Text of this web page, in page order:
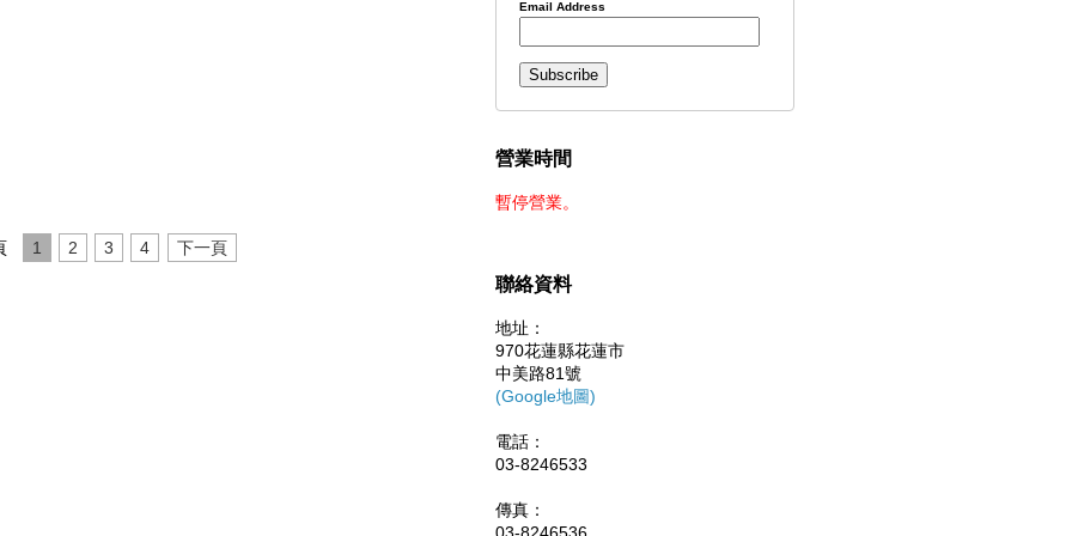
1 2 3 4 下一頁
Email Address
營業時間
暫停營業。
聯絡資料
地址：
970花蓮縣花蓮市
中美路81號
(Google地圖)
電話：
03-8246533
傳真：